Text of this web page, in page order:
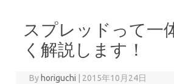
スプレッドって一
く解説します！
By horiguchi 2015年10月24日